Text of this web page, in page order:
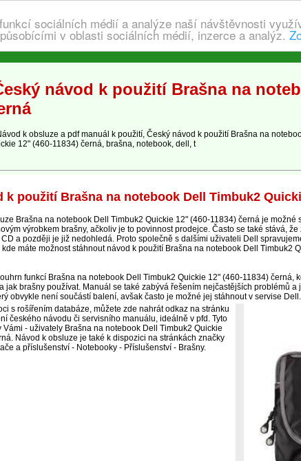
sociálních médií a analýze naší návštěvnosti
v oblasti sociálních médií, inzerce a analýz.
návod k použití Brašna na
k obsluze a pdf manuál k použití, Český návod k použití Brašna na
12" (460-11834) černá, brašna, notebook, dell, t
k použití Brašna na notebook Dell Timbuk2
Brašna na notebook Dell Timbuk2 Quickie 12" (460-11834) černá je možné
výrobkem brašny, ačkoliv je to povinnost prodejce. Často se také stává,
a později je již nedohledá. Proto společně s dalšími uživateli Dell
máte možnost stáhnout návod k použití Brašna na notebook Dell Timbuk2
funkcí Brašna na notebook Dell Timbuk2 Quickie 12" (460-11834) černá,
jak brašny používat. Manuál se také zabývá řešením nejčastějších problémů
obvykle není součástí balení, avšak často je možné jej stáhnout v servise Dell.
s rošířením databáze, můžete zde nahrát odkaz na stránku
českého návodu či servisního manuálu, ideálně v pfd. Tyto
Vámi - uživately Brašna na notebook Dell Timbuk2 Quickie
Návod k obsluze je také k dispozici na stránkách značky
a příslušenství - Notebooky - Příslušenství - Brašny.